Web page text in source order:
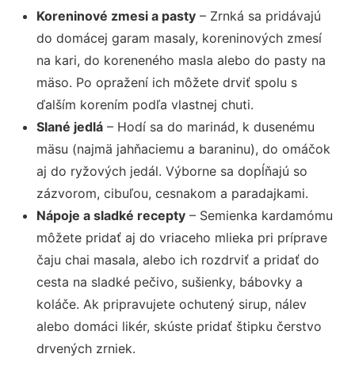
Koreninové zmesi a pasty – Zrnká sa pridávajú
do domácej garam masaly, koreninových zmesí
na kari, do koreneného masla alebo do pasty na
mäso. Po opražení ich môžete drviť spolu s
ďalším korením podľa vlastnej chuti.
Slané jedlá – Hodí sa do marinád, k dusenému
mäsu (najmä jahňaciemu a baraninu), do omáčok
aj do ryžových jedál. Výborne sa dopĺňajú so
zázvorom, cibuľou, cesnakom a paradajkami.
Nápoje a sladké recepty – Semienka kardamómu
môžete pridať aj do vriaceho mlieka pri príprave
čaju chai masala, alebo ich rozdrviť a pridať do
cesta na sladké pečivo, sušienky, bábovky a
koláče. Ak pripravujete ochutený sirup, nálev
alebo domáci likér, skúste pridať štipku čerstvo
drvených zrniek.